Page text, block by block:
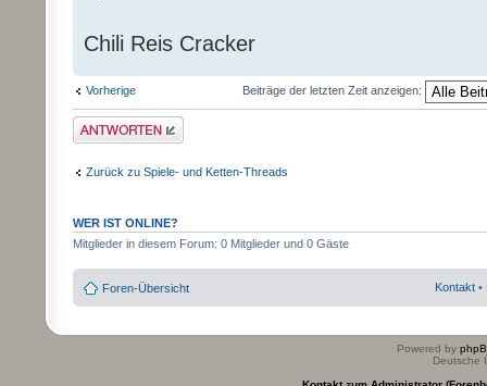
Chili Reis Cracker
Vorherige Beiträge der letzten Zeit anzeigen:
Antwort erstellen
Zurück zu Spiele- und Ketten-Threads
WER IST ONLINE?
Mitglieder in diesem Forum: 0 Mitglieder und 0 Gäste
Foren-Übersicht Kontakt •
Powered by
Deutsche